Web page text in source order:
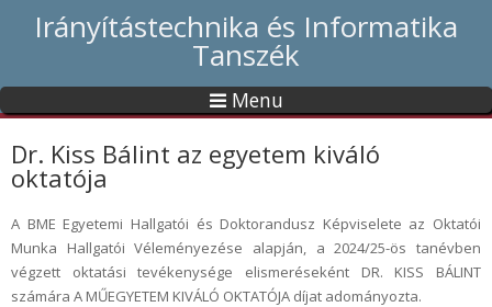
Irányítástechnika és Informatika
Tanszék
Menu
Dr. Kiss Bálint az egyetem kiváló
oktatója
A BME Egyetemi Hallgatói és Doktorandusz Képviselete az Oktatói
Munka Hallgatói Véleményezése alapján, a 2024/25-ös tanévben
végzett oktatási tevékenysége elismeréseként DR. KISS BÁLINT
számára A MŰEGYETEM KIVÁLÓ OKTATÓJA díjat adományozta.